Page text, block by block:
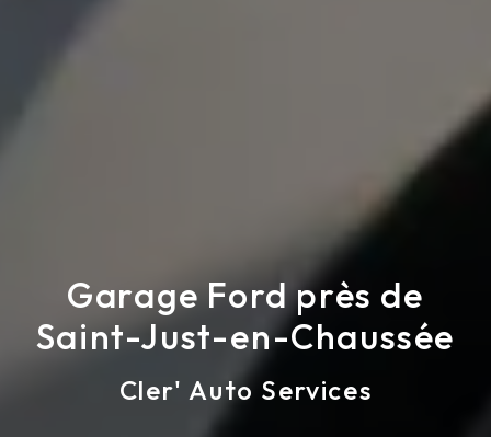
Garage Ford près de
Saint-Just-en-Chaussée
Cler' Auto Services